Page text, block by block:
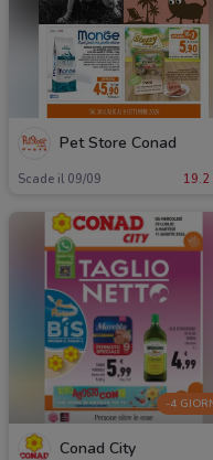
Pet Store Conad
Scade il 09/09 19.2
-4
Conad City